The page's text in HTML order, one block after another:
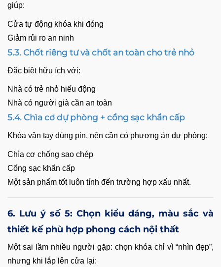
giúp:
Cửa tự động khóa khi đóng
Giảm rủi ro an ninh
5.3. Chốt riêng tư và chốt an toàn cho trẻ nhỏ
Đặc biệt hữu ích với:
Nhà có trẻ nhỏ hiếu động
Nhà có người già cần an toàn
5.4. Chìa cơ dự phòng + cổng sạc khẩn cấp
Khóa vân tay dùng pin, nên cần có phương án dự phòng:
Chìa cơ chống sao chép
Cổng sạc khẩn cấp
Một sản phẩm tốt luôn tính đến trường hợp xấu nhất.
6. Lưu ý số 5: Chọn kiểu dáng, màu sắc và
thiết kế phù hợp phong cách nội thất
Một sai lầm nhiều người gặp: chọn khóa chỉ vì “nhìn đẹp”,
nhưng khi lắp lên cửa lại: